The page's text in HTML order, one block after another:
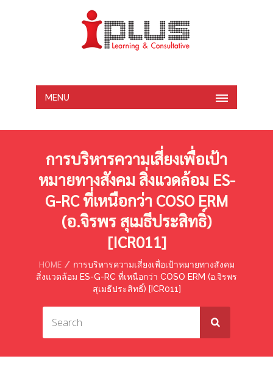
MENU
การบริหารความเสี่ยงเพื่อเป้า
หมายทางสังคม สิ่งแวดล้อม ES-
G-RC ที่เหนือกว่า COSO ERM
(อ.จิรพร สุเมธีประสิทธิ์)
[ICR011]
HOME
การบริหารความเสี่ยงเพื่อเป้าหมายทางสังคม
สิ่งแวดล้อม ES-G-RC ที่เหนือกว่า COSO ERM (อ.จิรพร
สุเมธีประสิทธิ์) [ICR011]